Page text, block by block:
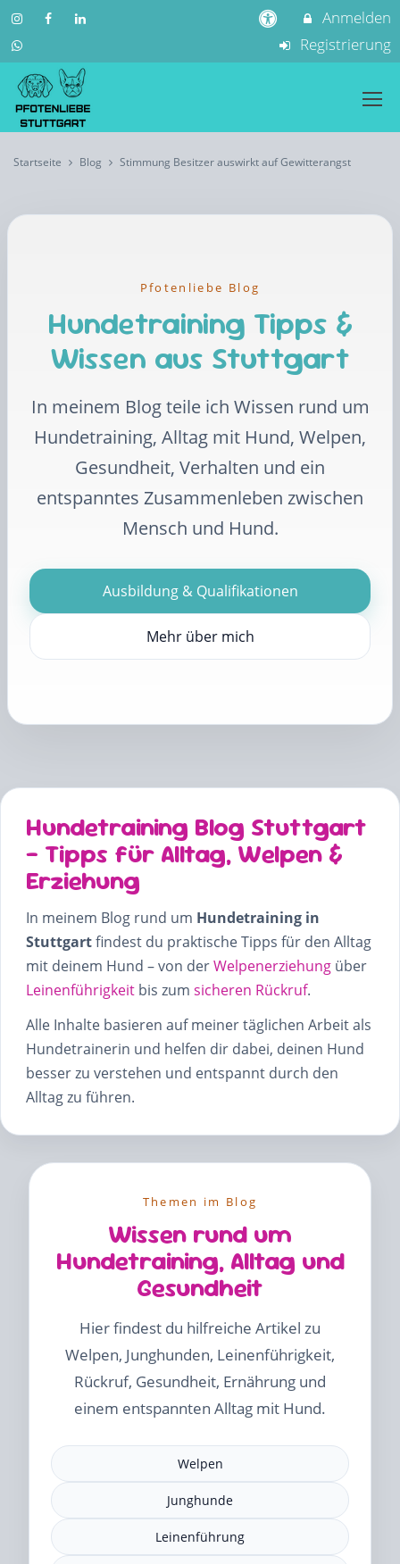
Anmelden
Registrierung
Startseite Blog Stimmung Besitzer auswirkt auf Gewitterangst
Pfotenliebe Blog
Hundetraining Tipps &
Wissen aus Stuttgart
In meinem Blog teile ich Wissen rund um
Hundetraining, Alltag mit Hund, Welpen,
Gesundheit, Verhalten und ein
entspanntes Zusammenleben zwischen
Mensch und Hund.
Ausbildung & Qualifikationen
Mehr über mich
Hundetraining Blog Stuttgart
– Tipps für Alltag, Welpen &
Erziehung
In meinem Blog rund um Hundetraining in
Stuttgartfindest du praktische Tipps für den Alltag
mit deinem Hund – von derWelpenerziehung über
Leinenführigkeit bis zum sicheren Rückruf.
Alle Inhalte basieren auf meiner täglichen Arbeit als
Hundetrainerin und helfen dir dabei, deinen Hund
besser zu verstehen und entspannt durch den
Alltag zu führen.
Themen im Blog
Wissen rund um
Hundetraining, Alltag und
Gesundheit
Hier findest du hilfreiche Artikel zu
Welpen, Junghunden, Leinenführigkeit,
Rückruf, Gesundheit, Ernährung und
einem entspannten Alltag mit Hund.
Welpen
Junghunde
Leinenführung